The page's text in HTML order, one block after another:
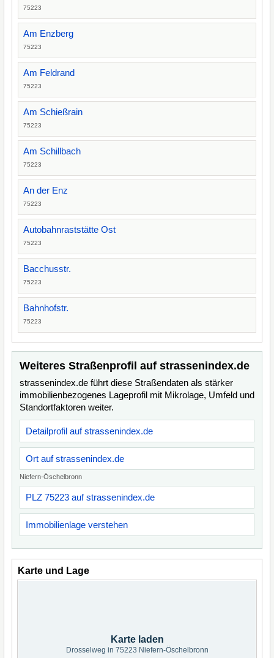
75223
Am Enzberg
75223
Am Feldrand
75223
Am Schießrain
75223
Am Schillbach
75223
An der Enz
75223
Autobahnraststätte Ost
75223
Bacchusstr.
75223
Bahnhofstr.
75223
Weiteres Straßenprofil auf strassenindex.de
strassenindex.de führt diese Straßendaten als stärker
immobilienbezogenes Lageprofil mit Mikrolage, Umfeld und
Standortfaktoren weiter.
Detailprofil auf strassenindex.de
Ort auf strassenindex.de
Niefern-Öschelbronn
PLZ 75223 auf strassenindex.de
Immobilienlage verstehen
Karte und Lage
Karte laden
Drosselweg in 75223 Niefern-Öschelbronn